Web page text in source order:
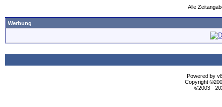
Alle
Werbung
Powered by
Copyright
©2003 -